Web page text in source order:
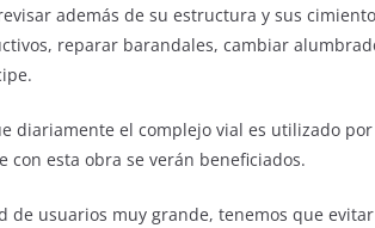
además de su estructura y sus
reparar barandales, cambiar
diariamente el complejo vial es utilizado
con esta obra se verán beneficiados.
de usuarios muy grande, tenemos que